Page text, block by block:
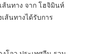
ส้นทาง จาก โฮจิมินห์
ส้นทางได้รับการ